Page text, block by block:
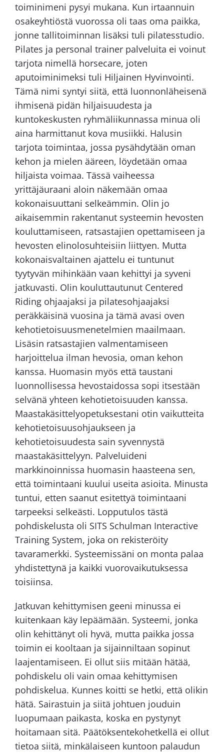
toiminimeni pysyi mukana. Kun irtaannuin
osakeyhtiöstä vuorossa oli taas oma paikka,
jonne tallitoiminnan lisäksi tuli pilatesstudio.
Pilates ja personal trainer palveluita ei voinut
tarjota nimellä horsecare, joten
aputoiminimeksi tuli Hiljainen Hyvinvointi.
Tämä nimi syntyi siitä, että luonnonläheisenä
ihmisenä pidän hiljaisuudesta ja
kuntokeskusten ryhmäliikunnassa minua oli
aina harmittanut kova musiikki. Halusin
tarjota toimintaa, jossa pysähdytään oman
kehon ja mielen ääreen, löydetään omaa
hiljaista voimaa. Tässä vaiheessa
yrittäjäuraani aloin näkemään omaa
kokonaisuuttani selkeämmin. Olin jo
aikaisemmin rakentanut systeemin hevosten
kouluttamiseen, ratsastajien opettamiseen ja
hevosten elinolosuhteisiin liittyen. Mutta
kokonaisvaltainen ajattelu ei tuntunut
tyytyvän mihinkään vaan kehittyi ja syveni
jatkuvasti. Olin kouluttautunut Centered
Riding ohjaajaksi ja pilatesohjaajaksi
peräkkäisinä vuosina ja tämä avasi oven
kehotietoisuusmenetelmien maailmaan.
Lisäsin ratsastajien valmentamiseen
harjoittelua ilman hevosia, oman kehon
kanssa. Huomasin myös että taustani
luonnollisessa hevostaidossa sopi itsestään
selvänä yhteen kehotietoisuuden kanssa.
Maastakäsittelyopetuksestani otin vaikutteita
kehotietoisuusohjaukseen ja
kehotietoisuudesta sain syvennystä
maastakäsittelyyn. Palveluideni
markkinoinnissa huomasin haasteena sen,
että toimintaani kuului useita asioita. Minusta
tuntui, etten saanut esitettyä toimintaani
tarpeeksi selkeästi. Lopputulos tästä
pohdiskelusta oli SITS Schulman Interactive
Training System, joka on rekisteröity
tavaramerkki. Systeemissäni on monta palaa
yhdistettynä ja kaikki vuorovaikutuksessa
toisiinsa.
Jatkuvan kehittymisen geeni minussa ei
kuitenkaan käy lepäämään. Systeemi, jonka
olin kehittänyt oli hyvä, mutta paikka jossa
toimin ei kooltaan ja sijainniltaan sopinut
laajentamiseen. Ei ollut siis mitään hätää,
pohdiskelu oli vain omaa kehittymisen
pohdiskelua. Kunnes koitti se hetki, että olikin
hätä. Sairastuin ja siitä johtuen jouduin
luopumaan paikasta, koska en pystynyt
hoitamaan sitä. Päätöksentekohetkellä ei ollut
tietoa siitä, minkälaiseen kuntoon palaudun